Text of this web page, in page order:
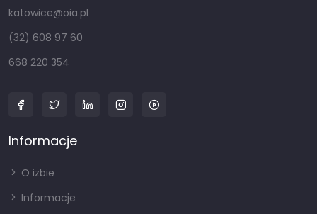
katowice@oia.pl
(32) 608 97 60
668 220 354
Informacje
O izbie
Informacje